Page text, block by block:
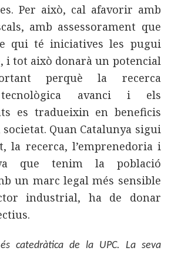
Per això, cal afavorir amb
amb assessorament que
qui té iniciatives les pugui
i tot això donarà un potencial
perquè la recerca
avanci i els
es tradueixin en beneficis
Quan Catalunya sigui
la recerca, l’emprenedoria i
que tenim la població
un marc legal més sensible
industrial, ha de donar
és catedràtica de la UPC. La seva